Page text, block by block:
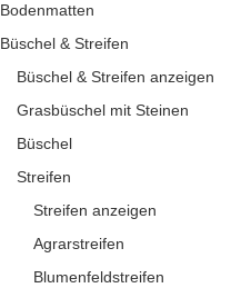
Bodenmatten
Büschel & Streifen
Büschel & Streifen anzeigen
Grasbüschel mit Steinen
Büschel
Streifen
Streifen anzeigen
Agrarstreifen
Blumenfeldstreifen